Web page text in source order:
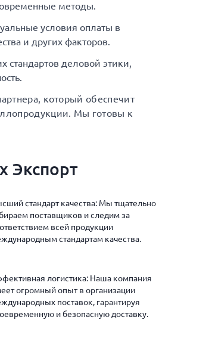
методы.
условия оплаты в
и других факторов.
стандартов деловой этики,
который обеспечит
Мы готовы к
Экспорт
стандарт качества: Мы тщательно
поставщиков и следим за
всей продукции
стандартам качества.
логистика: Наша компания
огромный опыт в организации
поставок, гарантируя
и безопасную доставку.